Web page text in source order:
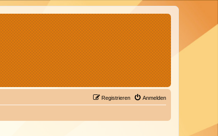
Anmelden
Registrieren